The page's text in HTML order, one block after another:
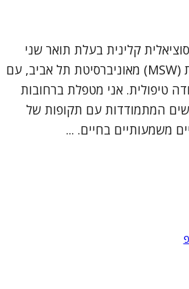
קלינית בעלת תואר שני
קליני בעבודה סוציאלית (MSW) מאוניברסיטת תל אביב, עם
טיפולית. אני מטפלת ברחובות
נשים המתמודדות עם תקופות של
משמעותיים בחיים. ...